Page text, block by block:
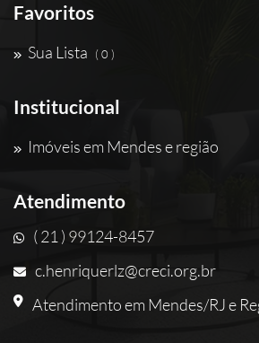
Favoritos
Sua Lista ( 0 )
Institucional
Imóveis em Mendes e região
Atendimento
( 21 ) 99124-8457
c.henriquerlz@creci.org.br
Atendimento em Mendes/RJ e